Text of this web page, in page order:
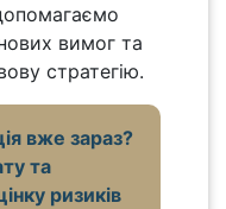
вимог та
стратегію.
вже зараз?
та
ризиків